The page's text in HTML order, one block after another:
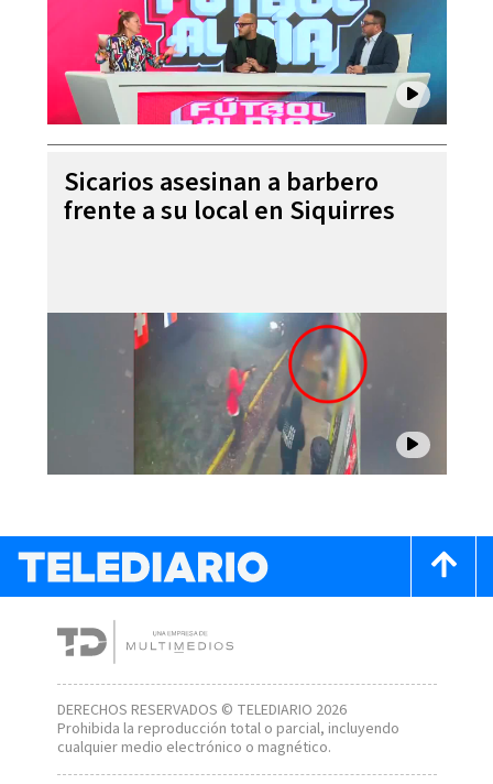
Sicarios asesinan a barbero
frente a su local en Siquirres
DERECHOS RESERVADOS © TELEDIARIO 2026
Prohibida la reproducción total o parcial, incluyendo
cualquier medio electrónico o magnético.